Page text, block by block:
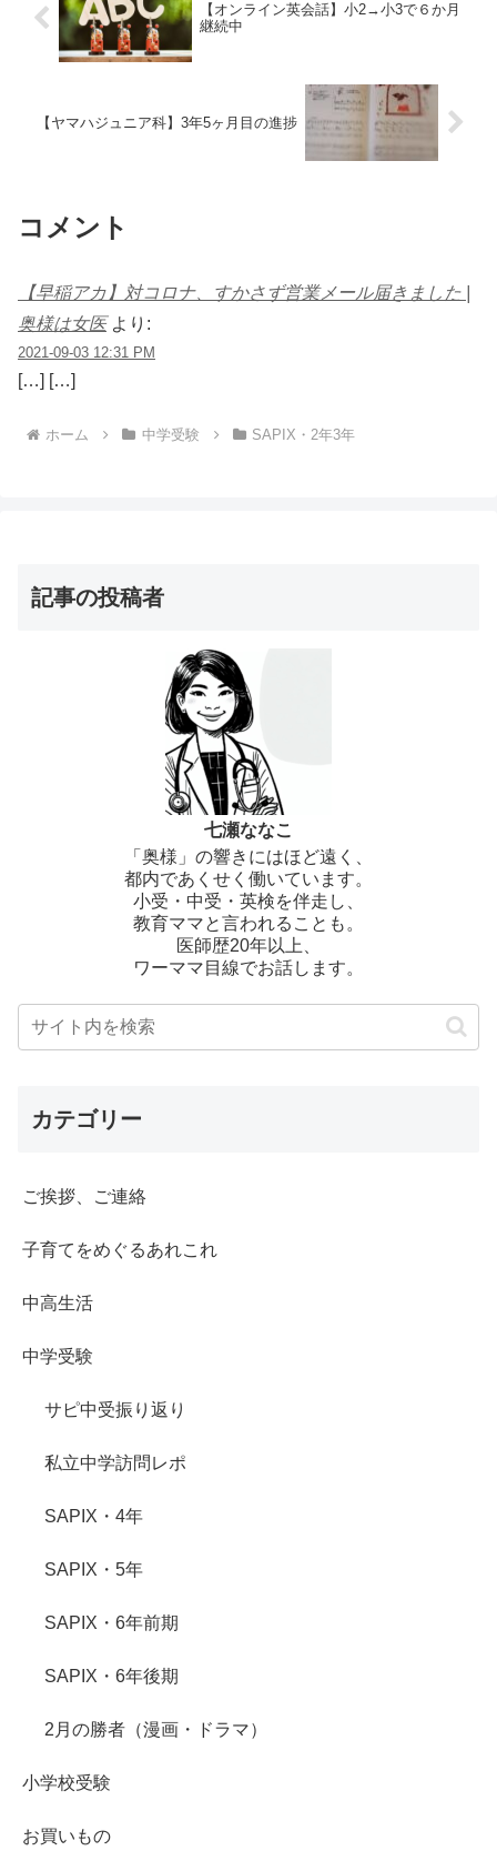
【オンライン英会話】小2→小3で６か月
継続中
【ヤマハジュニア科】3年5ヶ月目の進捗
コメント
【早稲アカ】対コロナ、すかさず営業メール届きました |
奥様は女医 より:
2021-09-03 12:31 PM
[…] […]
ホーム 中学受験 SAPIX・2年3年
記事の投稿者
七瀬ななこ
「奥様」の響きにはほど遠く、
都内であくせく働いています。
小受・中受・英検を伴走し、
教育ママと言われることも。
医師歴20年以上、
ワーママ目線でお話します。
カテゴリー
ご挨拶、ご連絡
子育てをめぐるあれこれ
中高生活
中学受験
サピ中受振り返り
私立中学訪問レポ
SAPIX・4年
SAPIX・5年
SAPIX・6年前期
SAPIX・6年後期
2月の勝者（漫画・ドラマ）
小学校受験
お買いもの